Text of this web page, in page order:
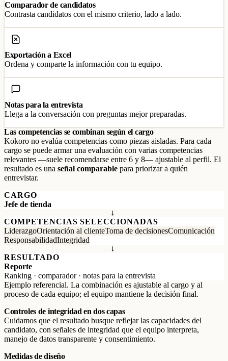
Comparador de candidatos
Contrasta candidatos con el mismo criterio, lado a lado.
Exportación a Excel
Ordena y comparte la información con tu equipo.
Notas para la entrevista
Llega a la conversación con preguntas mejor preparadas.
Las competencias se combinan según el cargo
Kokoro no evalúa competencias como piezas aisladas. Para cada
cargo se puede armar una evaluación con varias competencias
relevantes —suele recomendarse entre 6 y 8— ajustable al perfil. El
resultado es una señal comparable para priorizar a quién
entrevistar.
CARGO
Jefe de tienda
→
COMPETENCIAS SELECCIONADAS
LiderazgoOrientación al clienteToma de decisionesComunicación
ResponsabilidadIntegridad
→
RESULTADO
Reporte
Ranking · comparador · notas para la entrevista
Ejemplo referencial. La combinación es ajustable al cargo y al
proceso de cada equipo; el equipo mantiene la decisión final.
Controles de integridad en dos capas
Cuidamos que el resultado busque reflejar las capacidades del
candidato, con señales de integridad que el equipo interpreta,
manejo de datos transparente y consentimiento.
Medidas de diseño